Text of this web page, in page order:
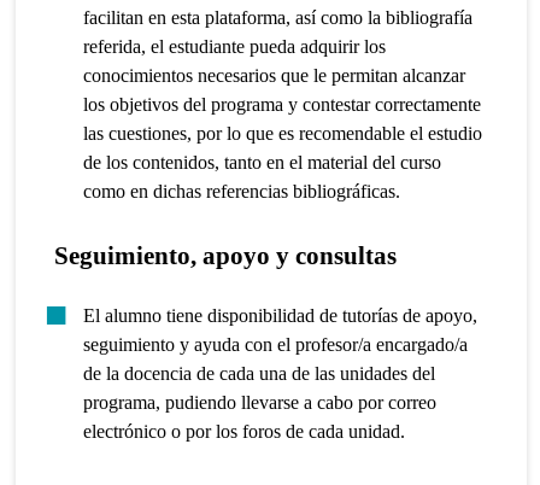
facilitan en esta plataforma, así como la bibliografía
referida, el estudiante pueda adquirir los
conocimientos necesarios que le permitan alcanzar
los objetivos del programa y contestar correctamente
las cuestiones, por lo que es recomendable el estudio
de los contenidos, tanto en el material del curso
como en dichas referencias bibliográficas.
Seguimiento, apoyo y consultas
El alumno tiene disponibilidad de tutorías de apoyo,
seguimiento y ayuda con el profesor/a encargado/a
de la docencia de cada una de las unidades del
programa, pudiendo llevarse a cabo por correo
electrónico o por los foros de cada unidad.